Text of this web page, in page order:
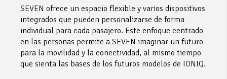
SEVEN ofrece un espacio flexible y varios dispositivos
integrados que pueden personalizarse de forma
individual para cada pasajero. Este enfoque centrado
en las personas permite a SEVEN imaginar un futuro
para la movilidad y la conectividad, al mismo tiempo
que sienta las bases de los futuros modelos de IONIQ.